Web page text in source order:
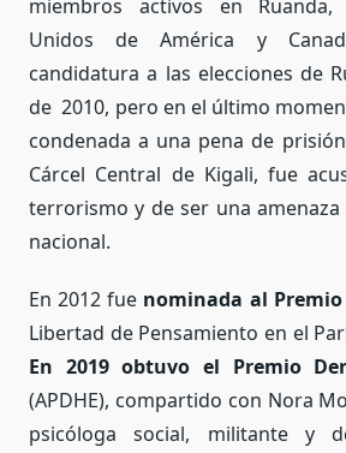
miembros activos en Ruanda,
Unidos de América y
candidatura a las elecciones de
de 2010, pero en el último
condenada a una pena de
Cárcel Central de Kigali, fue
terrorismo y de ser una
nacional.
En 2012 fue nominada al
Libertad de Pensamiento en el
En 2019 obtuvo el Premio
(APDHE), compartido con Nora
psicóloga social, militante y